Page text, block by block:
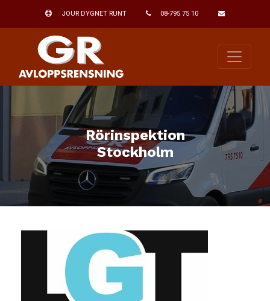
JOUR DYGNET RUNT 08-795 75 10
Rörinspektion
Stockholm